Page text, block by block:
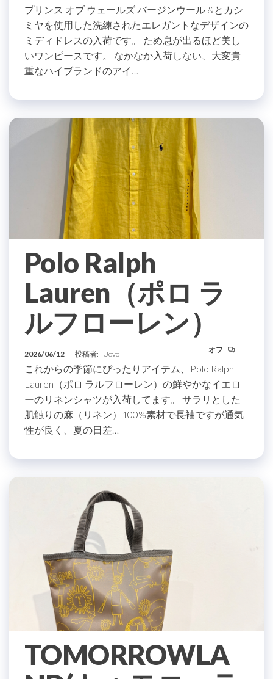
プリンス オブ ウェールズ バージンウール &とカシ
ミヤを使用した洗練されたエレガントなデザインの
ミディドレスの入荷です。 ため息が出るほど美し
いワンピースです。 なかなか入荷しない、大変貴
重なハイブランドのアイ…
Polo Ralph
Lauren（ポロ ラ
ルフローレン）
2026/06/12 投稿者: Uovo オフ
これからの季節にぴったりアイテム、Polo Ralph
Lauren（ポロ ラルフローレン）の鮮やかなイエロ
ーのリネンシャツが入荷してます。 サラリとした
肌触りの麻（リネン）100%素材で長袖ですが通気
性が良く、夏の日差…
TOMORROWLA